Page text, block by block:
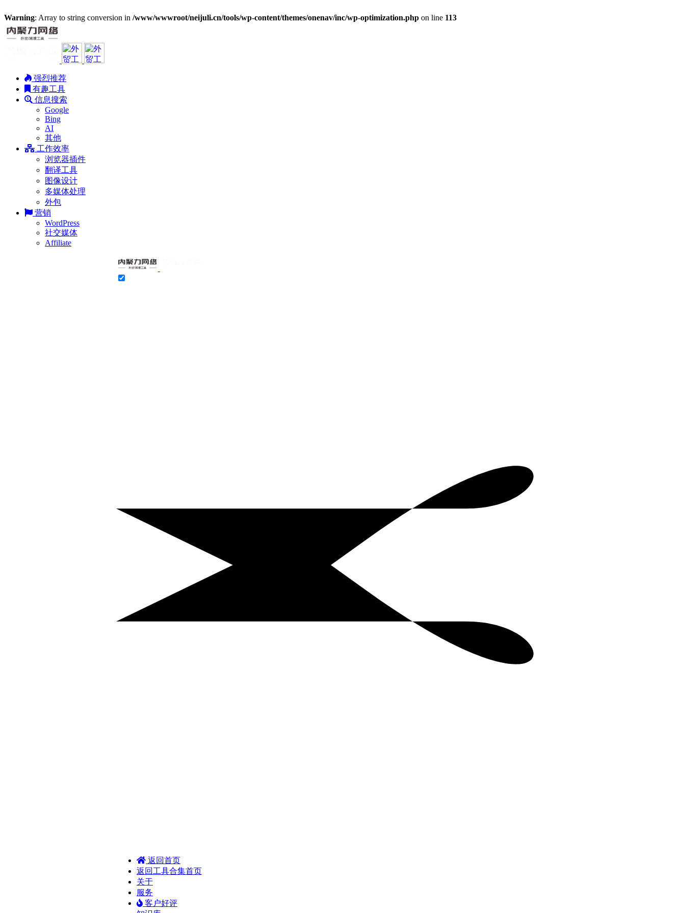
Warning: Array to string conversion in /www/wwwroot/neijuli.cn/tools/wp-content/themes/onenav/inc/wp-optimization.php on line 113
强烈推荐
有趣工具
信息搜索
Google
Bing
AI
其他
工作效率
浏览器插件
翻译工具
图像设计
多媒体处理
外包
营销
WordPress
社交媒体
Affiliate
返回首页
返回工具合集首页
关于
服务
客户好评